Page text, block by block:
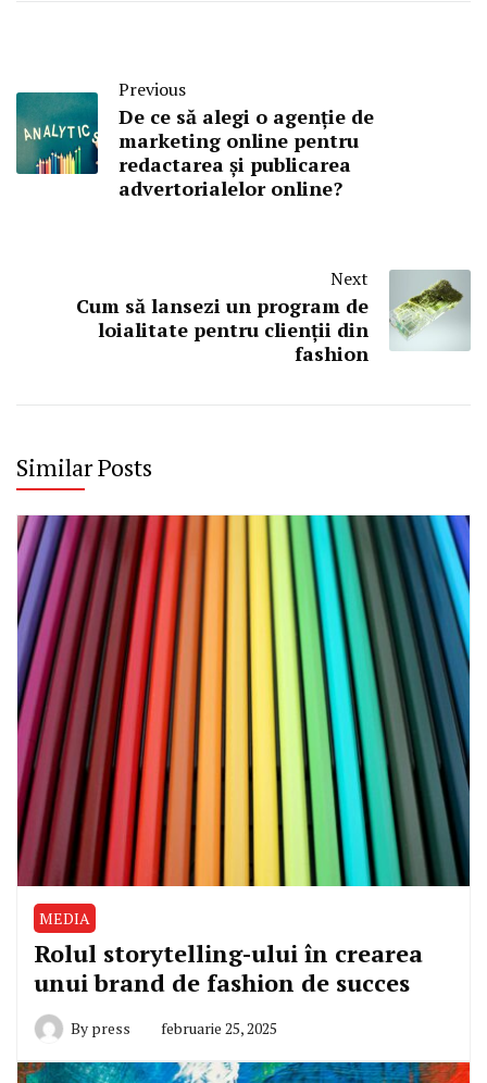
Previous
De ce să alegi o agenție de
marketing online pentru
redactarea și publicarea
advertorialelor online?
Next
Cum să lansezi un program de
loialitate pentru clienții din
fashion
Similar Posts
MEDIA
Rolul storytelling-ului în crearea
unui brand de fashion de succes
By press februarie 25, 2025